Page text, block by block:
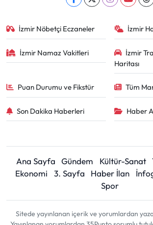
İzmir Nöbetçi Eczaneler İzmir
İzmir Namaz Vakitleri
İzmir
Haritası
Puan Durumu ve Fikstür Tüm
Son Dakika Haberleri Haber
Ana Sayfa Gündem Kültür-Sanat
Ekonomi
3. Sayfa Haber İlan
Spor
Sitede yayınlanan içerik ve yorumlardan